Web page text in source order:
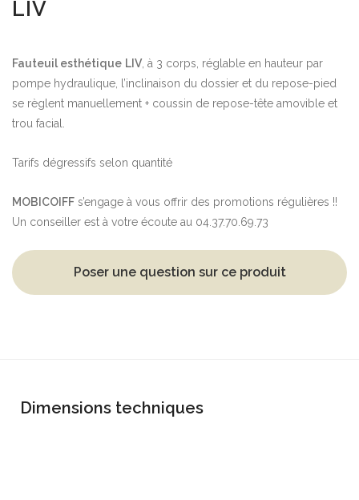
LIV
Fauteuil esthétique LIV, à 3 corps, réglable en hauteur par
pompe hydraulique, l’inclinaison du dossier et du repose-pied
se règlent manuellement + coussin de repose-tête amovible et
trou facial.
Tarifs dégressifs selon quantité
MOBICOIFF s’engage à vous offrir des promotions régulières !!
Un conseiller est à votre écoute au 04.37.70.69.73
Poser une question sur ce produit
Dimensions techniques